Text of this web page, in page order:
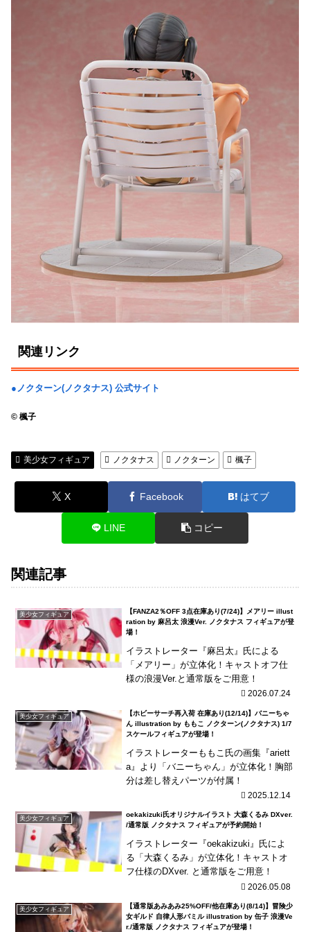
関連リンク
●ノクターン(ノクタナス) 公式サイト
© 楓子
美少女フィギュア ノクタナス ノクターン 楓子
X Facebook はてブ
LINE コピー
関連記事
美少女フィギュア
【FANZA2％OFF 3点在庫あり(7/24)】メアリー illust
ration by 麻呂太 浪漫Ver. ノクタナス フィギュアが登
場！
イラストレーター『麻呂太』氏による
「メアリー」が立体化！キャストオフ仕
様の浪漫Ver.と通常版をご用意！
2026.07.24
美少女フィギュア
【ホビーサーチ再入荷 在庫あり(12/14)】バニーちゃ
ん illustration by ももこ ノクターン(ノクタナス) 1/7
スケールフィギュアが登場！
イラストレーターももこ氏の画集『ariett
a』より「バニーちゃん」が立体化！胸部
分は差し替えパーツが付属！
2025.12.14
美少女フィギュア
oekakizuki氏オリジナルイラスト 大森くるみ DXver.
/通常版 ノクタナス フィギュアが予約開始！
イラストレーター『oekakizuki』氏によ
る「大森くるみ」が立体化！キャストオ
フ仕様のDXver. と通常版をご用意！
2026.05.08
美少女フィギュア
【通常版あみあみ25%OFF/他在庫あり(8/14)】冒険少
女ギルド 自律人形バミル illustration by 缶子 浪漫Ve
r./通常版 ノクタナス フィギュアが登場！